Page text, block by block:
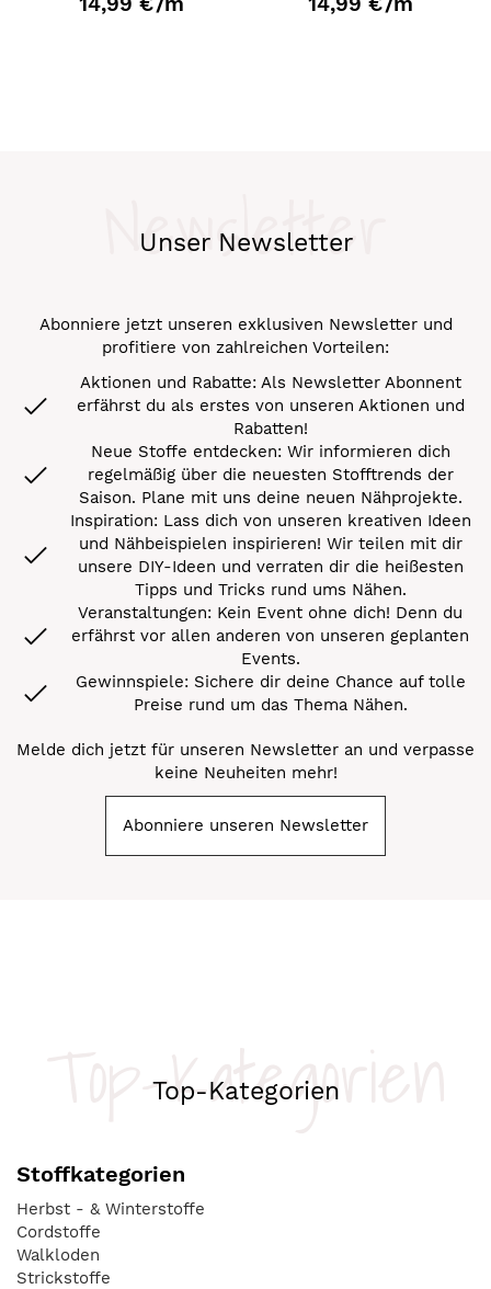
Unser Newsletter
Newsletter
Abonniere jetzt unseren exklusiven Newsletter und
profitiere von zahlreichen Vorteilen:
Aktionen und Rabatte: Als Newsletter Abonnent
erfährst du als erstes von unseren Aktionen und
Rabatten!
Neue Stoffe entdecken: Wir informieren dich
regelmäßig über die neuesten Stofftrends der
Saison. Plane mit uns deine neuen Nähprojekte.
Inspiration: Lass dich von unseren kreativen Ideen
und Nähbeispielen inspirieren! Wir teilen mit dir
unsere DIY-Ideen und verraten dir die heißesten
Tipps und Tricks rund ums Nähen.
Veranstaltungen: Kein Event ohne dich! Denn du
erfährst vor allen anderen von unseren geplanten
Events.
Gewinnspiele: Sichere dir deine Chance auf tolle
Preise rund um das Thema Nähen.
Melde dich jetzt für unseren Newsletter an und verpasse
keine Neuheiten mehr!
Abonniere unseren Newsletter
Top-Kategorien
Top-Kategorien
Stoffkategorien
Herbst - & Winterstoffe
Cordstoffe
Walkloden
Strickstoffe